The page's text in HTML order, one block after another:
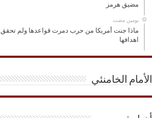
مضيق هرمز
‏يومين مضت
ماذا جنت أمريكا من حرب دمرت قواعدها ولم تحقق
اهدافها
الأمام الخامنئي